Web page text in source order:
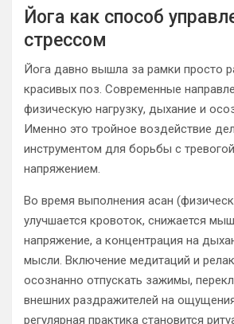
Йога как способ
стрессом
Йога давно вышла за рамки просто
красивых поз. Современные
физическую нагрузку, дыхание и
Именно это тройное воздействие
инструментом для борьбы с
напряжением.
Во время выполнения асан
улучшается кровоток, снижается
напряжение, а концентрация на
мысли. Включение медитаций и
осознанно отпускать зажимы,
внешних раздражителей на
регулярная практика становится